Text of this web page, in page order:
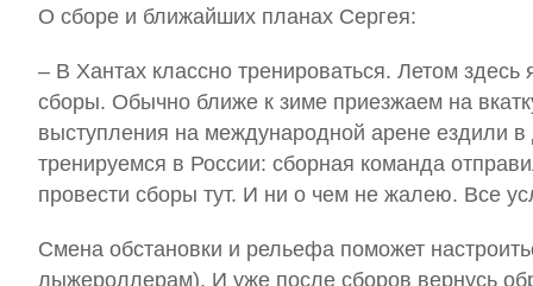
О сборе и ближайших планах Сергея:
– В Хантах классно тренироваться. Летом
сборы. Обычно ближе к зиме приезжаем на
выступления на международной арене ездили в
тренируемся в России: сборная команда
провести сборы тут. И ни о чем не жалею. Все
Смена обстановки и рельефа поможет
лыжероллерам). И уже после сборов вернусь